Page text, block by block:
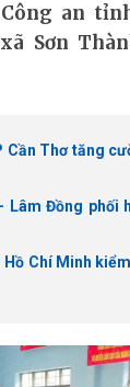
an
Sơn
Cần Thơ tăng
Lâm Đồng phối
Hồ Chí Minh